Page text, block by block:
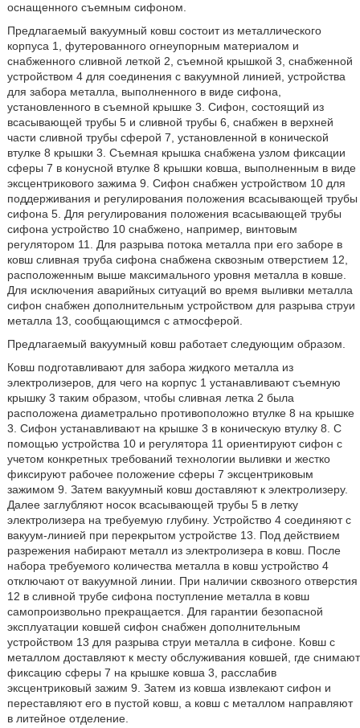
оснащенного съемным сифоном.
Предлагаемый вакуумный ковш состоит из металлического
корпуса 1, футерованного огнеупорным материалом и
снабженного сливной леткой 2, съемной крышкой 3, снабженной
устройством 4 для соединения с вакуумной линией, устройства
для забора металла, выполненного в виде сифона,
установленного в съемной крышке 3. Сифон, состоящий из
всасывающей трубы 5 и сливной трубы 6, снабжен в верхней
части сливной трубы сферой 7, установленной в конической
втулке 8 крышки 3. Съемная крышка снабжена узлом фиксации
сферы 7 в конусной втулке 8 крышки ковша, выполненным в виде
эксцентрикового зажима 9. Сифон снабжен устройством 10 для
поддерживания и регулирования положения всасывающей трубы
сифона 5. Для регулирования положения всасывающей трубы
сифона устройство 10 снабжено, например, винтовым
регулятором 11. Для разрыва потока металла при его заборе в
ковш сливная труба сифона снабжена сквозным отверстием 12,
расположенным выше максимального уровня металла в ковше.
Для исключения аварийных ситуаций во время выливки металла
сифон снабжен дополнительным устройством для разрыва струи
металла 13, сообщающимся с атмосферой.
Предлагаемый вакуумный ковш работает следующим образом.
Ковш подготавливают для забора жидкого металла из
электролизеров, для чего на корпус 1 устанавливают съемную
крышку 3 таким образом, чтобы сливная летка 2 была
расположена диаметрально противоположно втулке 8 на крышке
3. Сифон устанавливают на крышке 3 в коническую втулку 8. С
помощью устройства 10 и регулятора 11 ориентируют сифон с
учетом конкретных требований технологии выливки и жестко
фиксируют рабочее положение сферы 7 эксцентриковым
зажимом 9. Затем вакуумный ковш доставляют к электролизеру.
Далее заглубляют носок всасывающей трубы 5 в летку
электролизера на требуемую глубину. Устройство 4 соединяют с
вакуум-линией при перекрытом устройстве 13. Под действием
разрежения набирают металл из электролизера в ковш. После
набора требуемого количества металла в ковш устройство 4
отключают от вакуумной линии. При наличии сквозного отверстия
12 в сливной трубе сифона поступление металла в ковш
самопроизвольно прекращается. Для гарантии безопасной
эксплуатации ковшей сифон снабжен дополнительным
устройством 13 для разрыва струи металла в сифоне. Ковш с
металлом доставляют к месту обслуживания ковшей, где снимают
фиксацию сферы 7 на крышке ковша 3, расслабив
эксцентриковый зажим 9. Затем из ковша извлекают сифон и
переставляют его в пустой ковш, а ковш с металлом направляют
в литейное отделение.